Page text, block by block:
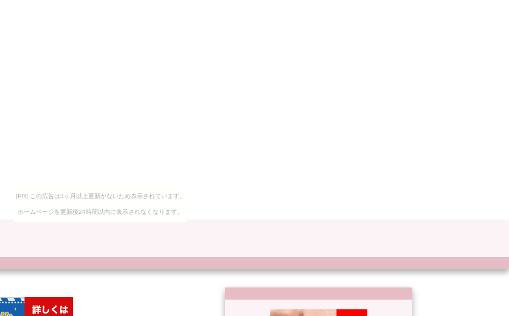
[PR] この広告は3ヶ月以上更新がないため表示されています。
ホームページを更新後24時間以内に表示されなくなります。